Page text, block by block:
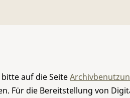
auf die Seite
Für die Bereitstellung von